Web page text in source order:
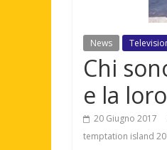
News
Chi
e la
20 Giugno 2017
temptation island